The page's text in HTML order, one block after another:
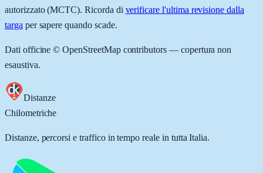
autorizzato (MCTC). Ricorda di verificare l'ultima revisione dalla
targa per sapere quando scade.
Dati officine © OpenStreetMap contributors — copertura non
esaustiva.
Distanze
Chilometriche
Distanze, percorsi e traffico in tempo reale in tutta Italia.